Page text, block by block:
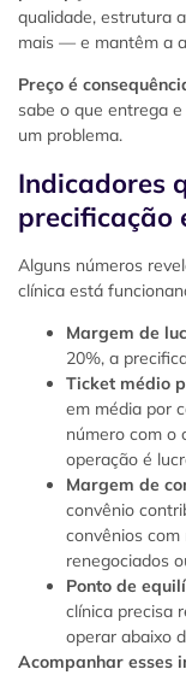
qualidade, estrutura
mais — e mantêm a
Preço é
sabe o que entrega
um problema.
Indicadores
precificação
Alguns números
clínica está
Margem de
20%, a
Ticket médio
em média por
número com o
operação é
Margem de
convênio
convênios
renegociados
Ponto de
clínica precisa
operar abaixo
Acompanhar esses